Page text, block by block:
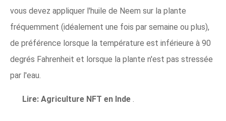
vous devez appliquer l'huile de Neem sur la plante
fréquemment (idéalement une fois par semaine ou plus),
de préférence lorsque la température est inférieure à 90
degrés Fahrenheit et lorsque la plante n'est pas stressée
par l'eau.
Lire: Agriculture NFT en Inde .